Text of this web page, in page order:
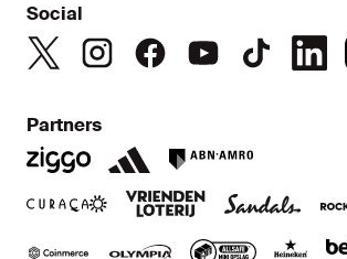
Social
Partners